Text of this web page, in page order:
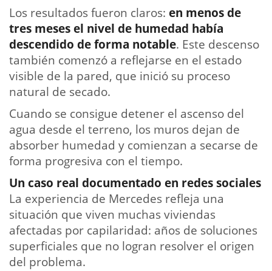
Los resultados fueron claros: en menos de
tres meses el nivel de humedad había
descendido de forma notable. Este descenso
también comenzó a reflejarse en el estado
visible de la pared, que inició su proceso
natural de secado.
Cuando se consigue detener el ascenso del
agua desde el terreno, los muros dejan de
absorber humedad y comienzan a secarse de
forma progresiva con el tiempo.
Un caso real documentado en redes sociales
La experiencia de Mercedes refleja una
situación que viven muchas viviendas
afectadas por capilaridad: años de soluciones
superficiales que no logran resolver el origen
del problema.